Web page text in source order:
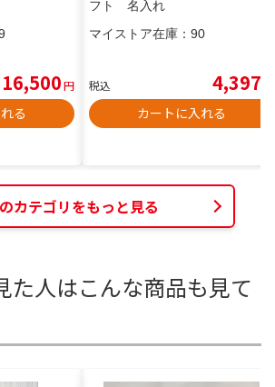
16,500円
る
フト 名入れ
マイストア在庫： 90
税込 4,397
カートに入れる
カテゴリをもっと見る
た人はこんな商品も見て